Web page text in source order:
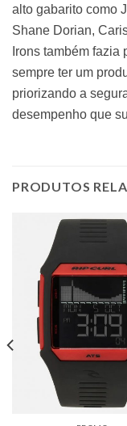
alto gabarito como
Shane Dorian,
Irons também
sempre ter um
priorizando a
desempenho que
PRODUTOS